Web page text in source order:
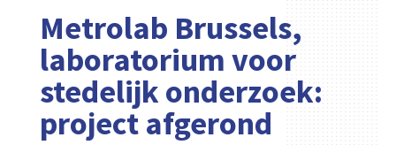
Metrolab Brussels,
laboratorium voor
stedelijk onderzoek:
project afgerond